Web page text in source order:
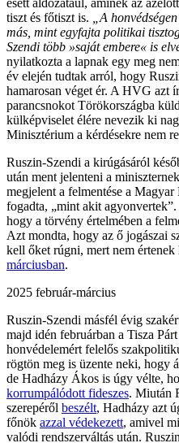
tiszt és főtiszt is.
„A
más, mint egyfajta politikai
Szendi több »saját embere« is
nyilatkozta a lapnak egy meg
év elején tudtak arról, hogy
hamarosan véget ér. A HVG azt
parancsnokot Törökországba
külképviselet élére nevezik ki
Minisztérium a kérdésekre nem
Ruszin-Szendi a kirúgásáról
után ment jelenteni a
megjelent a felmentése a
fogadta, „mint akit
hogy a törvény értelmében a
Azt mondta, hogy az ő jogászai
kell őket rúgni, mert nem értenek
márciusban.
2025 február-március
Ruszin-Szendi másfél évig
majd idén februárban a Tisza Párt
honvédelemért felelős
rögtön meg is üzente neki, hogy
de Hadházy Ákos is úgy vélte,
korrumpálódott fideszes. Miután
szerepéről beszélt, Hadházy azt
főnök azzal védekezett, amivel
valódi rendszerváltás után.